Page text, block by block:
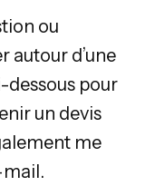
ou
autour d’une
dessous pour
un devis
me